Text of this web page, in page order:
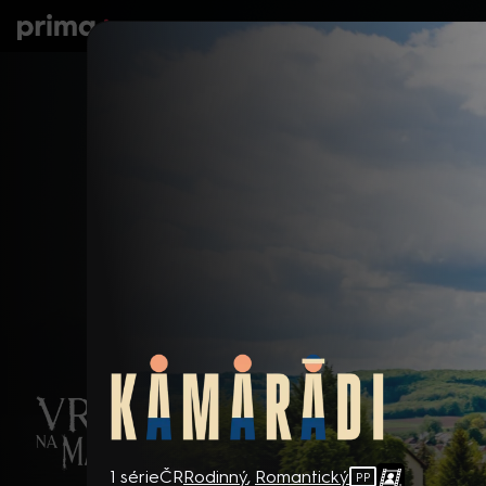
Seriály Filmy Děti Zprávy
Kamarádi
1 sérieČRRodinný, Romantický PP
prima+